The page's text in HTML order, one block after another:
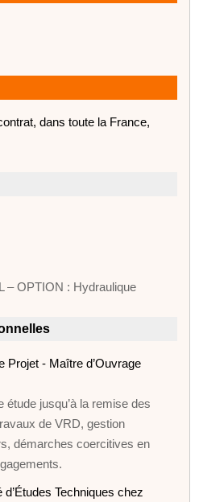
dans toute la France,
– OPTION : Hydraulique
Projet - Maître d’Ouvrage
étude jusqu’à la remise des
de VRD, gestion
démarches coercitives en
d’Études Techniques chez